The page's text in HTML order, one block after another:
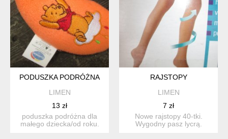
PODUSZKA PODRÓŻNA
LIMEN
13 zł
poduszka podróżna dla
małego dziecka/od roku.
RAJSTOPY
LIMEN
7 zł
Nowe rajstopy 40-tki.
Wygodny pasz lycrą.